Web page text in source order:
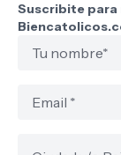
Suscribite para